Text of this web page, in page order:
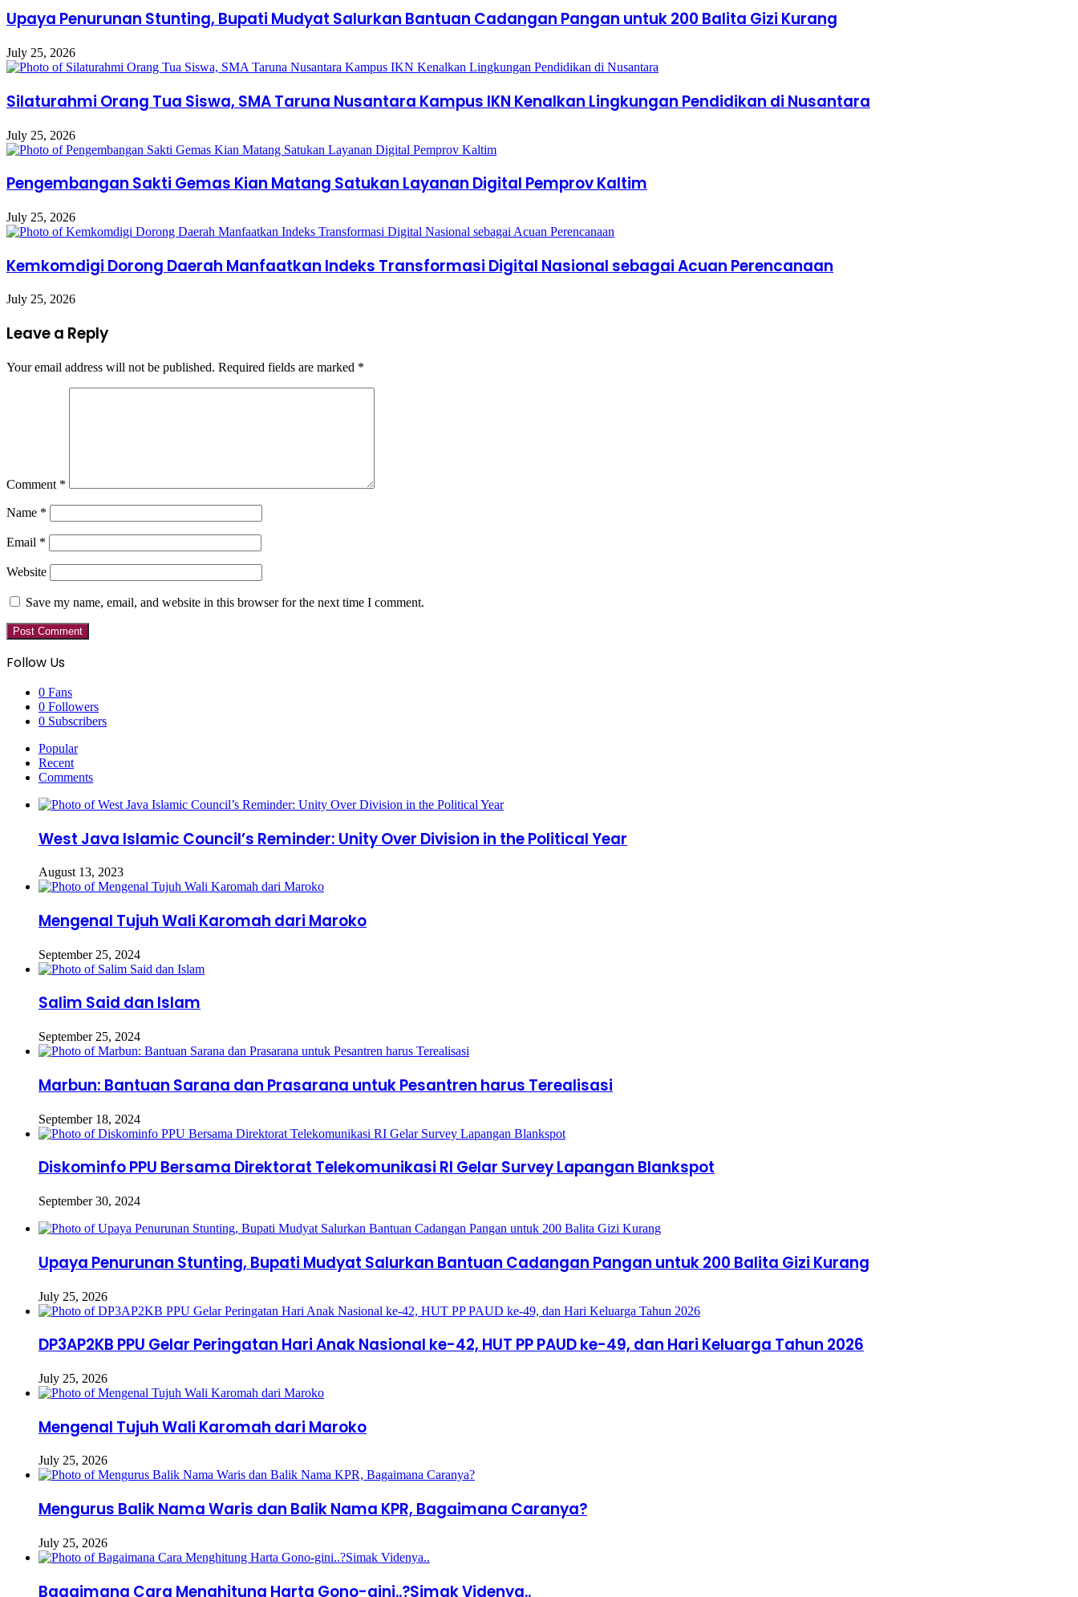
Upaya Penurunan Stunting, Bupati Mudyat Salurkan Bantuan Cadangan Pangan untuk 200 Balita Gizi Kurang
July 25, 2026
Silaturahmi Orang Tua Siswa, SMA Taruna Nusantara Kampus IKN Kenalkan Lingkungan Pendidikan di Nusantara
July 25, 2026
Pengembangan Sakti Gemas Kian Matang Satukan Layanan Digital Pemprov Kaltim
July 25, 2026
Kemkomdigi Dorong Daerah Manfaatkan Indeks Transformasi Digital Nasional sebagai Acuan Perencanaan
July 25, 2026
Leave a Reply
Your email address will not be published. Required fields are marked *
Comment *
Name *
Email *
Website
Save my name, email, and website in this browser for the next time I comment.
Follow Us
0 Fans
0 Followers
0 Subscribers
Popular
Recent
Comments
West Java Islamic Council’s Reminder: Unity Over Division in the Political Year
August 13, 2023
Mengenal Tujuh Wali Karomah dari Maroko
September 25, 2024
Salim Said dan Islam
September 25, 2024
Marbun: Bantuan Sarana dan Prasarana untuk Pesantren harus Terealisasi
September 18, 2024
Diskominfo PPU Bersama Direktorat Telekomunikasi RI Gelar Survey Lapangan Blankspot
September 30, 2024
Upaya Penurunan Stunting, Bupati Mudyat Salurkan Bantuan Cadangan Pangan untuk 200 Balita Gizi Kurang
July 25, 2026
DP3AP2KB PPU Gelar Peringatan Hari Anak Nasional ke-42, HUT PP PAUD ke-49, dan Hari Keluarga Tahun 2026
July 25, 2026
Mengenal Tujuh Wali Karomah dari Maroko
July 25, 2026
Mengurus Balik Nama Waris dan Balik Nama KPR, Bagaimana Caranya?
July 25, 2026
Bagaimana Cara Menghitung Harta Gono-gini..?Simak Videnya..